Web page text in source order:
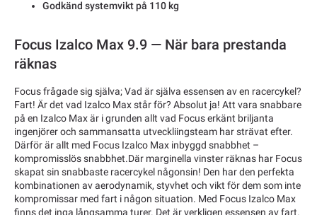
Godkänd systemvikt på 110 kg
Focus Izalco Max 9.9 — När bara prestanda
räknas
Focus frågade sig själva; Vad är själva essensen av en racercykel?
Fart! Är det vad Izalco Max står för? Absolut ja! Att vara snabbare
på en Izalco Max är i grunden allt vad Focus erkänt briljanta
ingenjörer och sammansatta utveckliingsteam har strävat efter.
Därför är allt med Focus Izalco Max inbyggd snabbhet –
kompromisslös snabbhet.Där marginella vinster räknas har Focus
skapat sin snabbaste racercykel någonsin! Den har den perfekta
kombinationen av aerodynamik, styvhet och vikt för dem som inte
kompromissar med fart i någon situation. Med Focus Izalco Max
finns det inga långsamma turer. Det är verkligen essensen av fart.